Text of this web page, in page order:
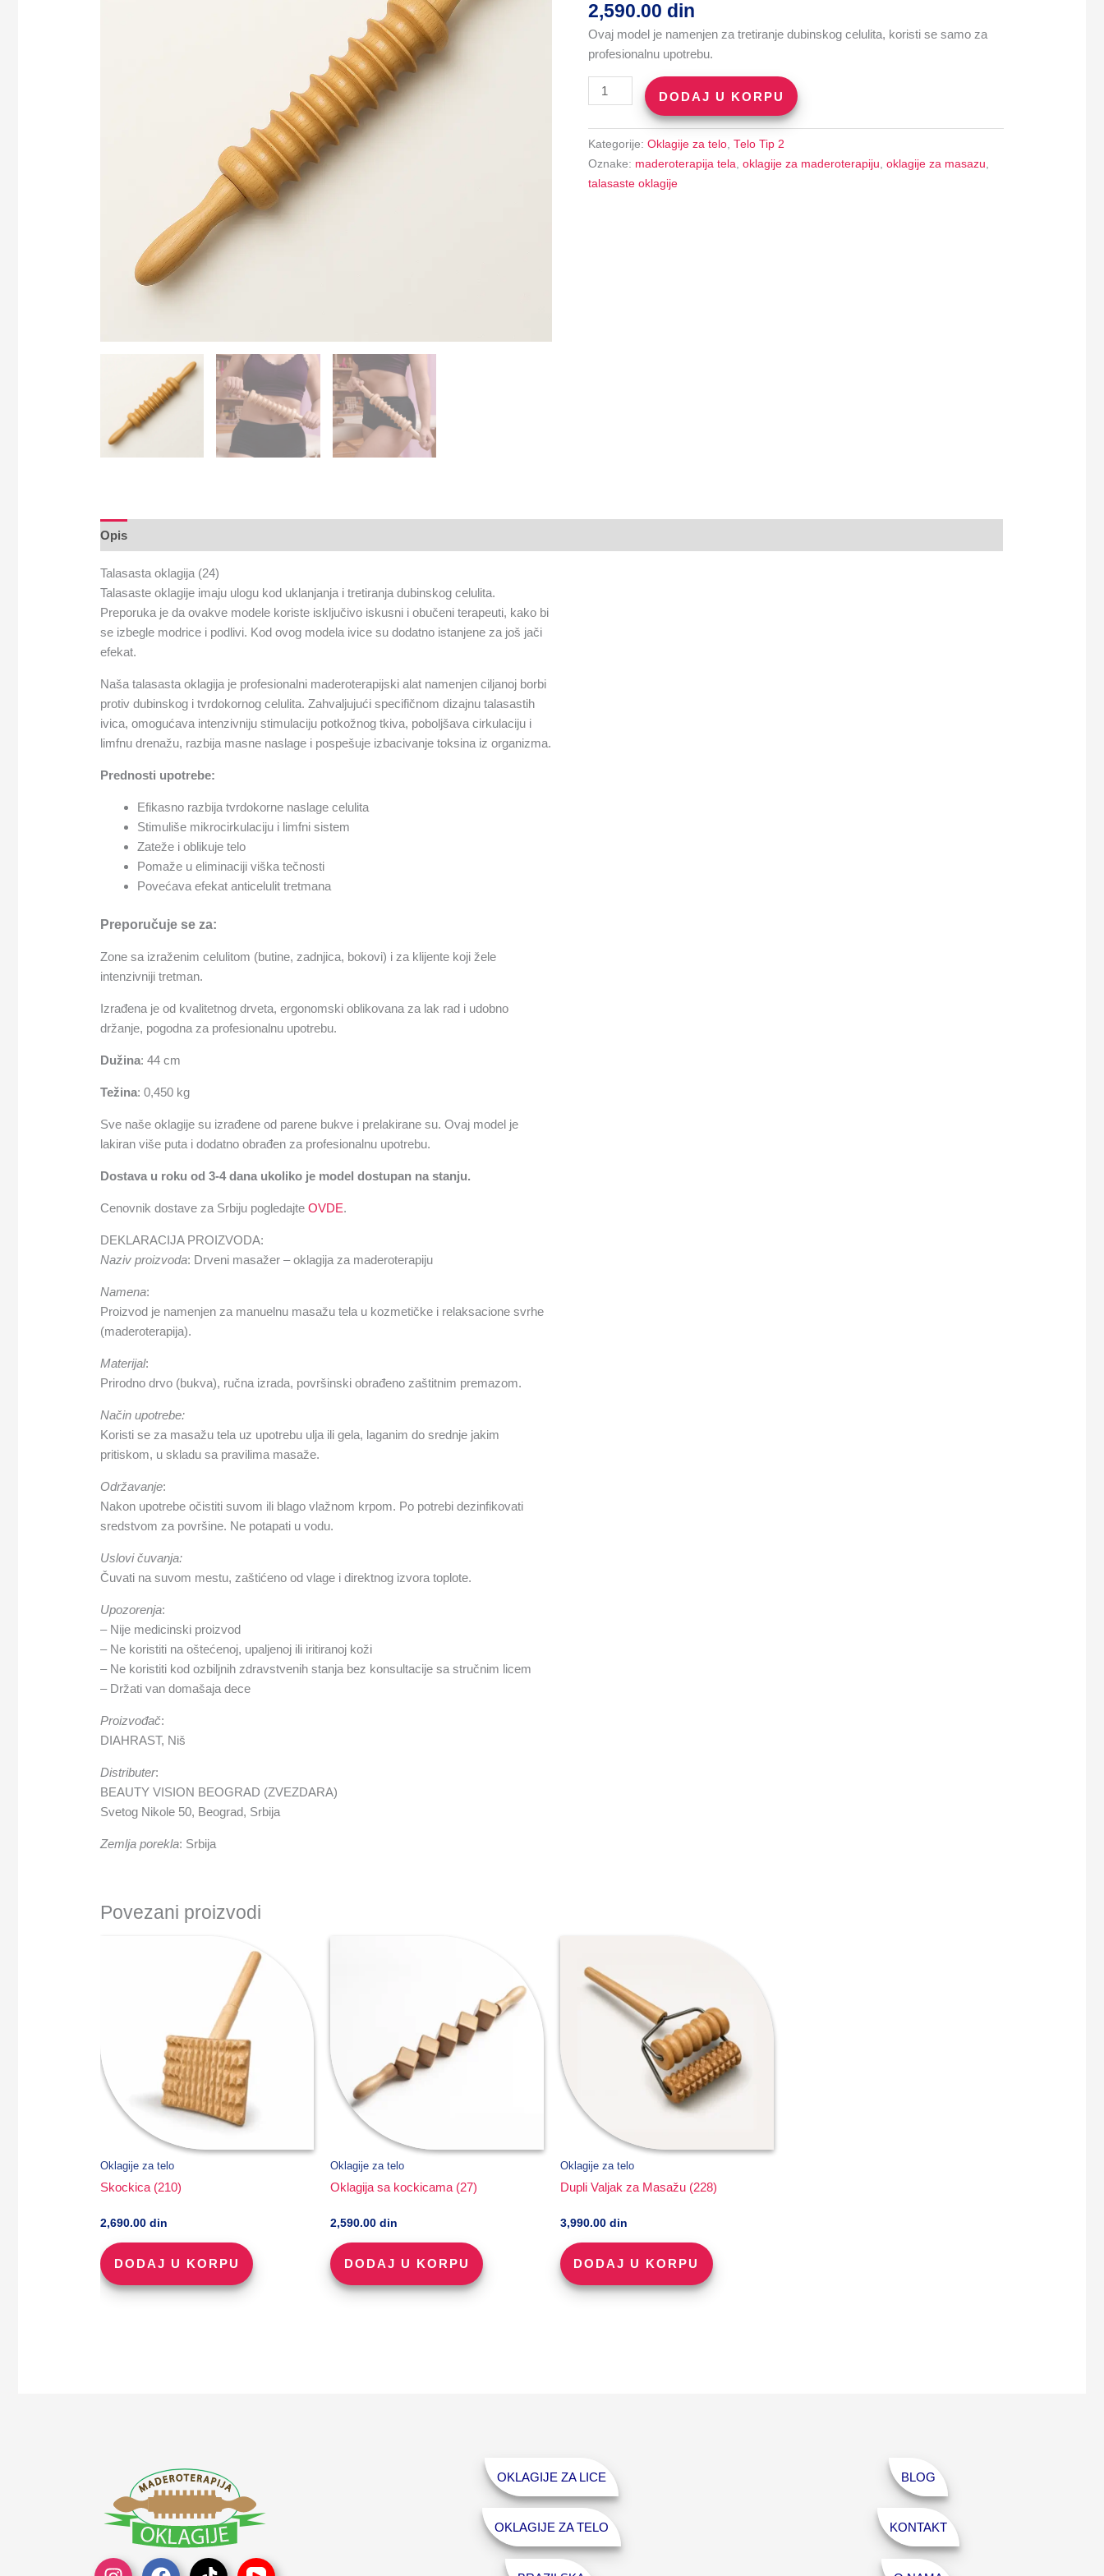
2,590.00 din
Ovaj model je namenjen za tretiranje dubinskog celulita, koristi se samo za
profesionalnu upotrebu.
Talasasta
oklagija
(24)
količina
DODAJ U KORPU
Kategorije: Oklagije za telo, Telo Tip 2
Oznake: maderoterapija tela, oklagije za maderoterapiju, oklagije za masazu,
talasaste oklagije
Opis
Talasasta oklagija (24)
Talasaste oklagije imaju ulogu kod uklanjanja i tretiranja dubinskog celulita.
Preporuka je da ovakve modele koriste isključivo iskusni i obučeni terapeuti, kako bi
se izbegle modrice i podlivi. Kod ovog modela ivice su dodatno istanjene za još jači
efekat.
Naša talasasta oklagija je profesionalni maderoterapijski alat namenjen ciljanoj borbi
protiv dubinskog i tvrdokornog celulita. Zahvaljujući specifičnom dizajnu talasastih
ivica, omogućava intenzivniju stimulaciju potkožnog tkiva, poboljšava cirkulaciju i
limfnu drenažu, razbija masne naslage i pospešuje izbacivanje toksina iz organizma.
Prednosti upotrebe:
Efikasno razbija tvrdokorne naslage celulita
Stimuliše mikrocirkulaciju i limfni sistem
Zateže i oblikuje telo
Pomaže u eliminaciji viška tečnosti
Povećava efekat anticelulit tretmana
Preporučuje se za:
Zone sa izraženim celulitom (butine, zadnjica, bokovi) i za klijente koji žele
intenzivniji tretman.
Izrađena je od kvalitetnog drveta, ergonomski oblikovana za lak rad i udobno
držanje, pogodna za profesionalnu upotrebu.
Dužina: 44 cm
Težina: 0,450 kg
Sve naše oklagije su izrađene od parene bukve i prelakirane su. Ovaj model je
lakiran više puta i dodatno obrađen za profesionalnu upotrebu.
Dostava u roku od 3-4 dana ukoliko je model dostupan na stanju.
Cenovnik dostave za Srbiju pogledajteOVDE.
DEKLARACIJA PROIZVODA:
Naziv proizvoda: Drveni masažer – oklagija za maderoterapiju
Namena:
Proizvod je namenjen za manuelnu masažu tela u kozmetičke i relaksacione svrhe
(maderoterapija).
Materijal:
Prirodno drvo (bukva), ručna izrada, površinski obrađeno zaštitnim premazom.
Način upotrebe:
Koristi se za masažu tela uz upotrebu ulja ili gela, laganim do srednje jakim
pritiskom, u skladu sa pravilima masaže.
Održavanje:
Nakon upotrebe očistiti suvom ili blago vlažnom krpom. Po potrebi dezinfikovati
sredstvom za površine. Ne potapati u vodu.
Uslovi čuvanja:
Čuvati na suvom mestu, zaštićeno od vlage i direktnog izvora toplote.
Upozorenja:
– Nije medicinski proizvod
– Ne koristiti na oštećenoj, upaljenoj ili iritiranoj koži
– Ne koristiti kod ozbiljnih zdravstvenih stanja bez konsultacije sa stručnim licem
– Držati van domašaja dece
Proizvođač:
DIAHRAST, Niš
Distributer:
BEAUTY VISION BEOGRAD (ZVEZDARA)
Svetog Nikole 50, Beograd, Srbija
Zemlja porekla: Srbija
Povezani proizvodi
Oklagije za telo
Skockica (210)
2,690.00din
DODAJ U KORPU
Oklagije za telo
Oklagija sa kockicama (27)
2,590.00din
DODAJ U KORPU
Oklagije za telo
Dupli Valjak za Masažu (228)
3,990.00 din
DODAJ U KORPU
OKLAGIJE ZA LICE
OKLAGIJE ZA TELO
BLOG
KONTAKT